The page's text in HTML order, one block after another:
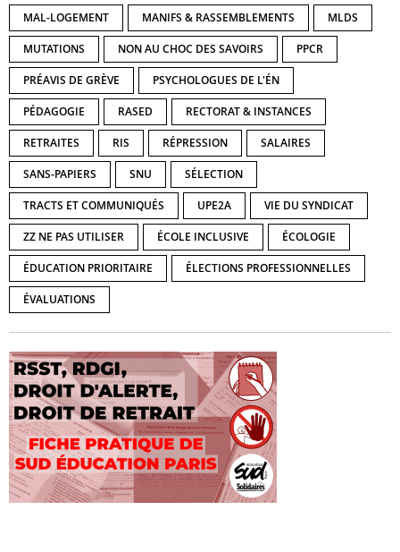
MAL-LOGEMENT MANIFS & RASSEMBLEMENTS MLDS
MUTATIONS NON AU CHOC DES SAVOIRS PPCR
PRÉAVIS DE GRÈVE PSYCHOLOGUES DE L'ÉN
PÉDAGOGIE RASED RECTORAT & INSTANCES
RETRAITES RIS RÉPRESSION SALAIRES
SANS-PAPIERS SNU SÉLECTION
TRACTS ET COMMUNIQUÉS UPE2A VIE DU SYNDICAT
ZZ NE PAS UTILISER ÉCOLE INCLUSIVE ÉCOLOGIE
ÉDUCATION PRIORITAIRE ÉLECTIONS PROFESSIONNELLES
ÉVALUATIONS